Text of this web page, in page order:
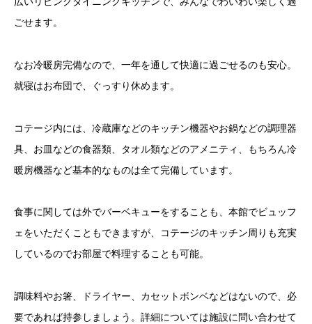
ごせます。
なお冷暖房完備なので、一年を通して快適に過ごせるのも安心。
就寝はお布団で、ぐっすり休めます。
コテージ内には、冷蔵庫などのキッチン機器やお鍋などの調理器
具、お皿などの食器類、タオル類などのアメニティ、もちろん冷
暖房機器など基本的なものは全て完備しています。
食事に関しては外でバーベキューをすることも、本館でビュッフ
ェをいただくこともできますが、コテージのキッチン周りも充実
しているのでお部屋で料理することも可能。
調味料やお箸、ドライヤー、カセットボンベなどはないので、必
要であれば持参しましょう。詳細については施設に問い合わせて